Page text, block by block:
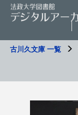
古川久文庫 一覧